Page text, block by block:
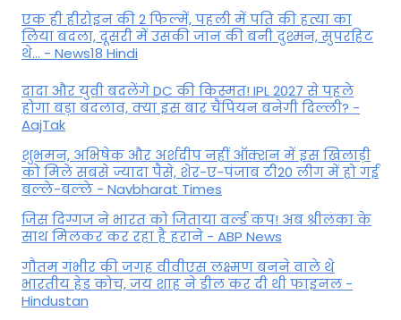
एक ही हीरोइन की 2 फिल्में, पहली में पति की हत्या का
लिया बदला, दूसरी में उसकी जान की बनी दुश्मन, सुपरहिट
थे... - News18 Hindi
दादा और युवी बदलेंगे DC की किस्मत! IPL 2027 से पहले
होगा बड़ा बदलाव, क्या इस बार चैंपियन बनेगी दिल्ली? -
AajTak
शुभमन, अभिषेक और अर्शदीप नहीं ऑक्शन में इस खिलाड़ी
को मिले सबसे ज्यादा पैसे, शेर-ए-पंजाब टी20 लीग में हो गई
बल्ले-बल्ले - Navbharat Times
जिस दिग्गज ने भारत को जिताया वर्ल्ड कप! अब श्रीलंका के
साथ मिलकर कर रहा है हराने - ABP News
गौतम गंभीर की जगह वीवीएस लक्ष्मण बनने वाले थे
भारतीय हेड कोच, जय शाह ने डील कर दी थी फाइनल -
Hindustan